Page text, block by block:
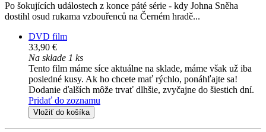
Po šokujících událostech z konce páté série - kdy Johna Sněha
dostihl osud rukama vzbouřenců na Černém hradě...
DVD film
33,90 €
Na sklade 1 ks
Tento film máme síce aktuálne na sklade, máme však už iba
posledné kusy. Ak ho chcete mať rýchlo, ponáhľajte sa!
Dodanie ďalších môže trvať dlhšie, zvyčajne do šiestich dní.
Pridať do zoznamu
Vložiť do košíka